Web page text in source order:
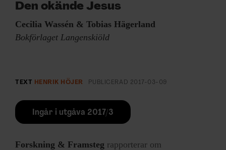
Den okände Jesus
Cecilia Wassén & Tobias Hägerland
Bokförlaget Langenskiöld
TEXT HENRIK HÖJER PUBLICERAD 2017-03-09
Ingår i utgåva 2017/3
Forskning & Framsteg rapporterar om